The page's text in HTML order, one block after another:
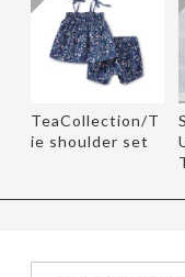
TeaCollection/T
ie shoulder set